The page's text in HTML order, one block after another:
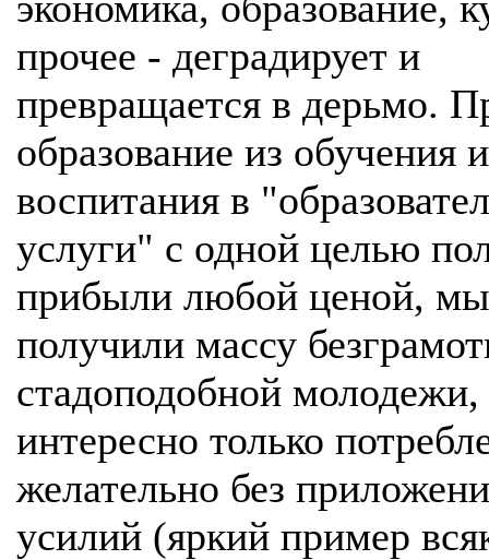
прочее - деградирует и
превращается в дерьмо.
образование из обучения и
воспитания в
услуги" с одной целью
прибыли любой ценой, мы
получили массу
стадоподобной молодежи,
интересно только
желательно без
усилий (яркий пример